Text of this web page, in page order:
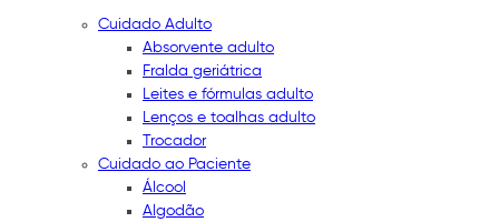
Cuidado Adulto
Absorvente adulto
Fralda geriátrica
Leites e fórmulas adulto
Lenços e toalhas adulto
Trocador
Cuidado ao Paciente
Álcool
Algodão